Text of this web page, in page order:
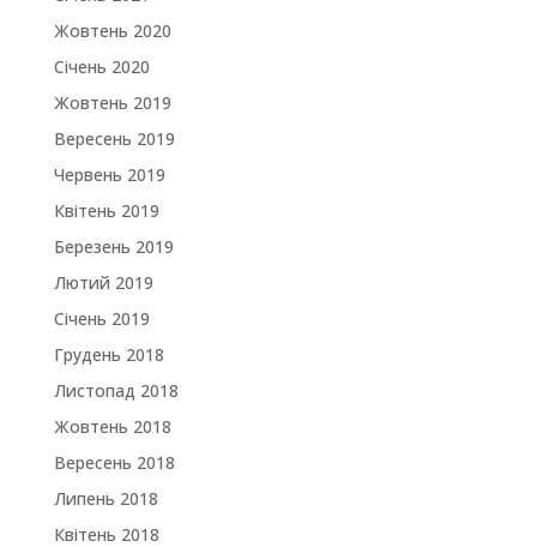
Жовтень 2020
Січень 2020
Жовтень 2019
Вересень 2019
Червень 2019
Квітень 2019
Березень 2019
Лютий 2019
Січень 2019
Грудень 2018
Листопад 2018
Жовтень 2018
Вересень 2018
Липень 2018
Квітень 2018